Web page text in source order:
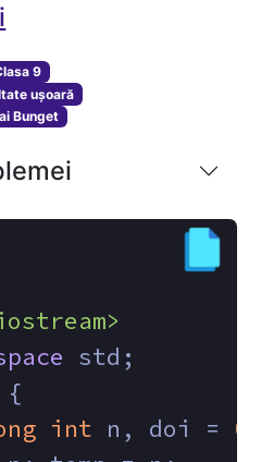
9
ușoară
Bunget
std;
{
int n, doi = 0